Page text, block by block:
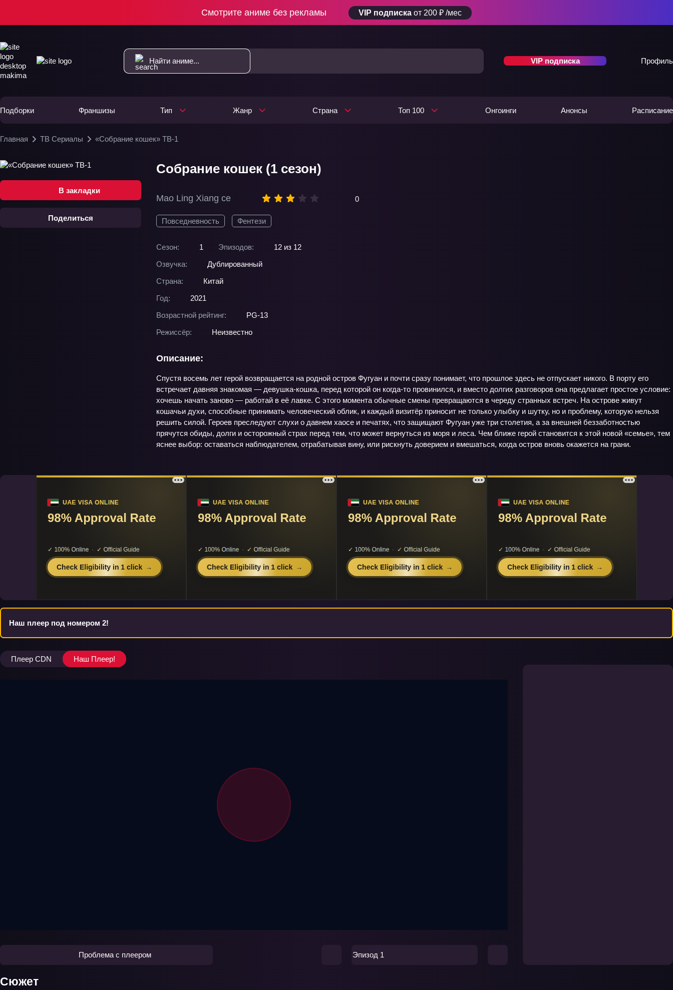
Смотрите аниме без рекламы VIP подписка от 200 ₽ /мес
VIP подписка Профиль
Подборки Франшизы Тип Жанр Страна Топ 100 Онгоинги Анонсы Расписание
Главная ТВ Сериалы «Собрание кошек» ТВ-1
В закладки
Поделиться
Собрание кошек (1 сезон)
Mao Ling Xiang ce 0
Повседневность Фентези
Сезон: 1 Эпизодов:
12 из 12
Озвучка:
Дублированный
Страна:
Китай
Год:
2021
Возрастной рейтинг:
PG-13
Режиссёр:
Неизвестно
Описание:
Спустя восемь лет герой возвращается на родной остров Фугуан и почти сразу понимает, что прошлое здесь не отпускает никого. В порту его
встречает давняя знакомая — девушка-кошка, перед которой он когда-то провинился, и вместо долгих разговоров она предлагает простое условие:
хочешь начать заново — работай в её лавке. С этого момента обычные смены превращаются в череду странных встреч. На острове живут
кошачьи духи, способные принимать человеческий облик, и каждый визитёр приносит не только улыбку и шутку, но и проблему, которую нельзя
решить силой. Героев преследуют слухи о давнем хаосе и печатях, что защищают Фугуан уже три столетия, а за внешней беззаботностью
прячутся обиды, долги и осторожный страх перед тем, что может вернуться из моря и леса. Чем ближе герой становится к этой новой «семье», тем
яснее выбор: оставаться наблюдателем, отрабатывая вину, или рискнуть доверием и вмешаться, когда остров вновь окажется на грани.
Наш плеер под номером 2!
Плеер CDN Наш Плеер!
Проблема с плеером Эпизод 1
Сюжет